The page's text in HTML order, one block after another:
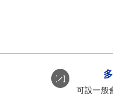
可設一般